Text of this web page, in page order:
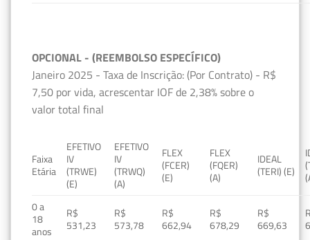
OPCIONAL - (REEMBOLSO ESPECÍFICO)
Janeiro 2025 - Taxa de Inscrição: (Por Contrato) - R$
7,50 por vida, acrescentar IOF de 2,38% sobre o
valor total final
Faixa
Etária
EFETIVO
IV
(TRWE)
(E)
EFETIVO
IV
(TRWQ)
(A)
FLEX
(FCER)
(E)
FLEX
(FQER)
(A)
IDEAL
(TERI) (E)
0 a
18
anos
R$
531,23
R$
573,78
R$
662,94
R$
678,29
R$
669,63